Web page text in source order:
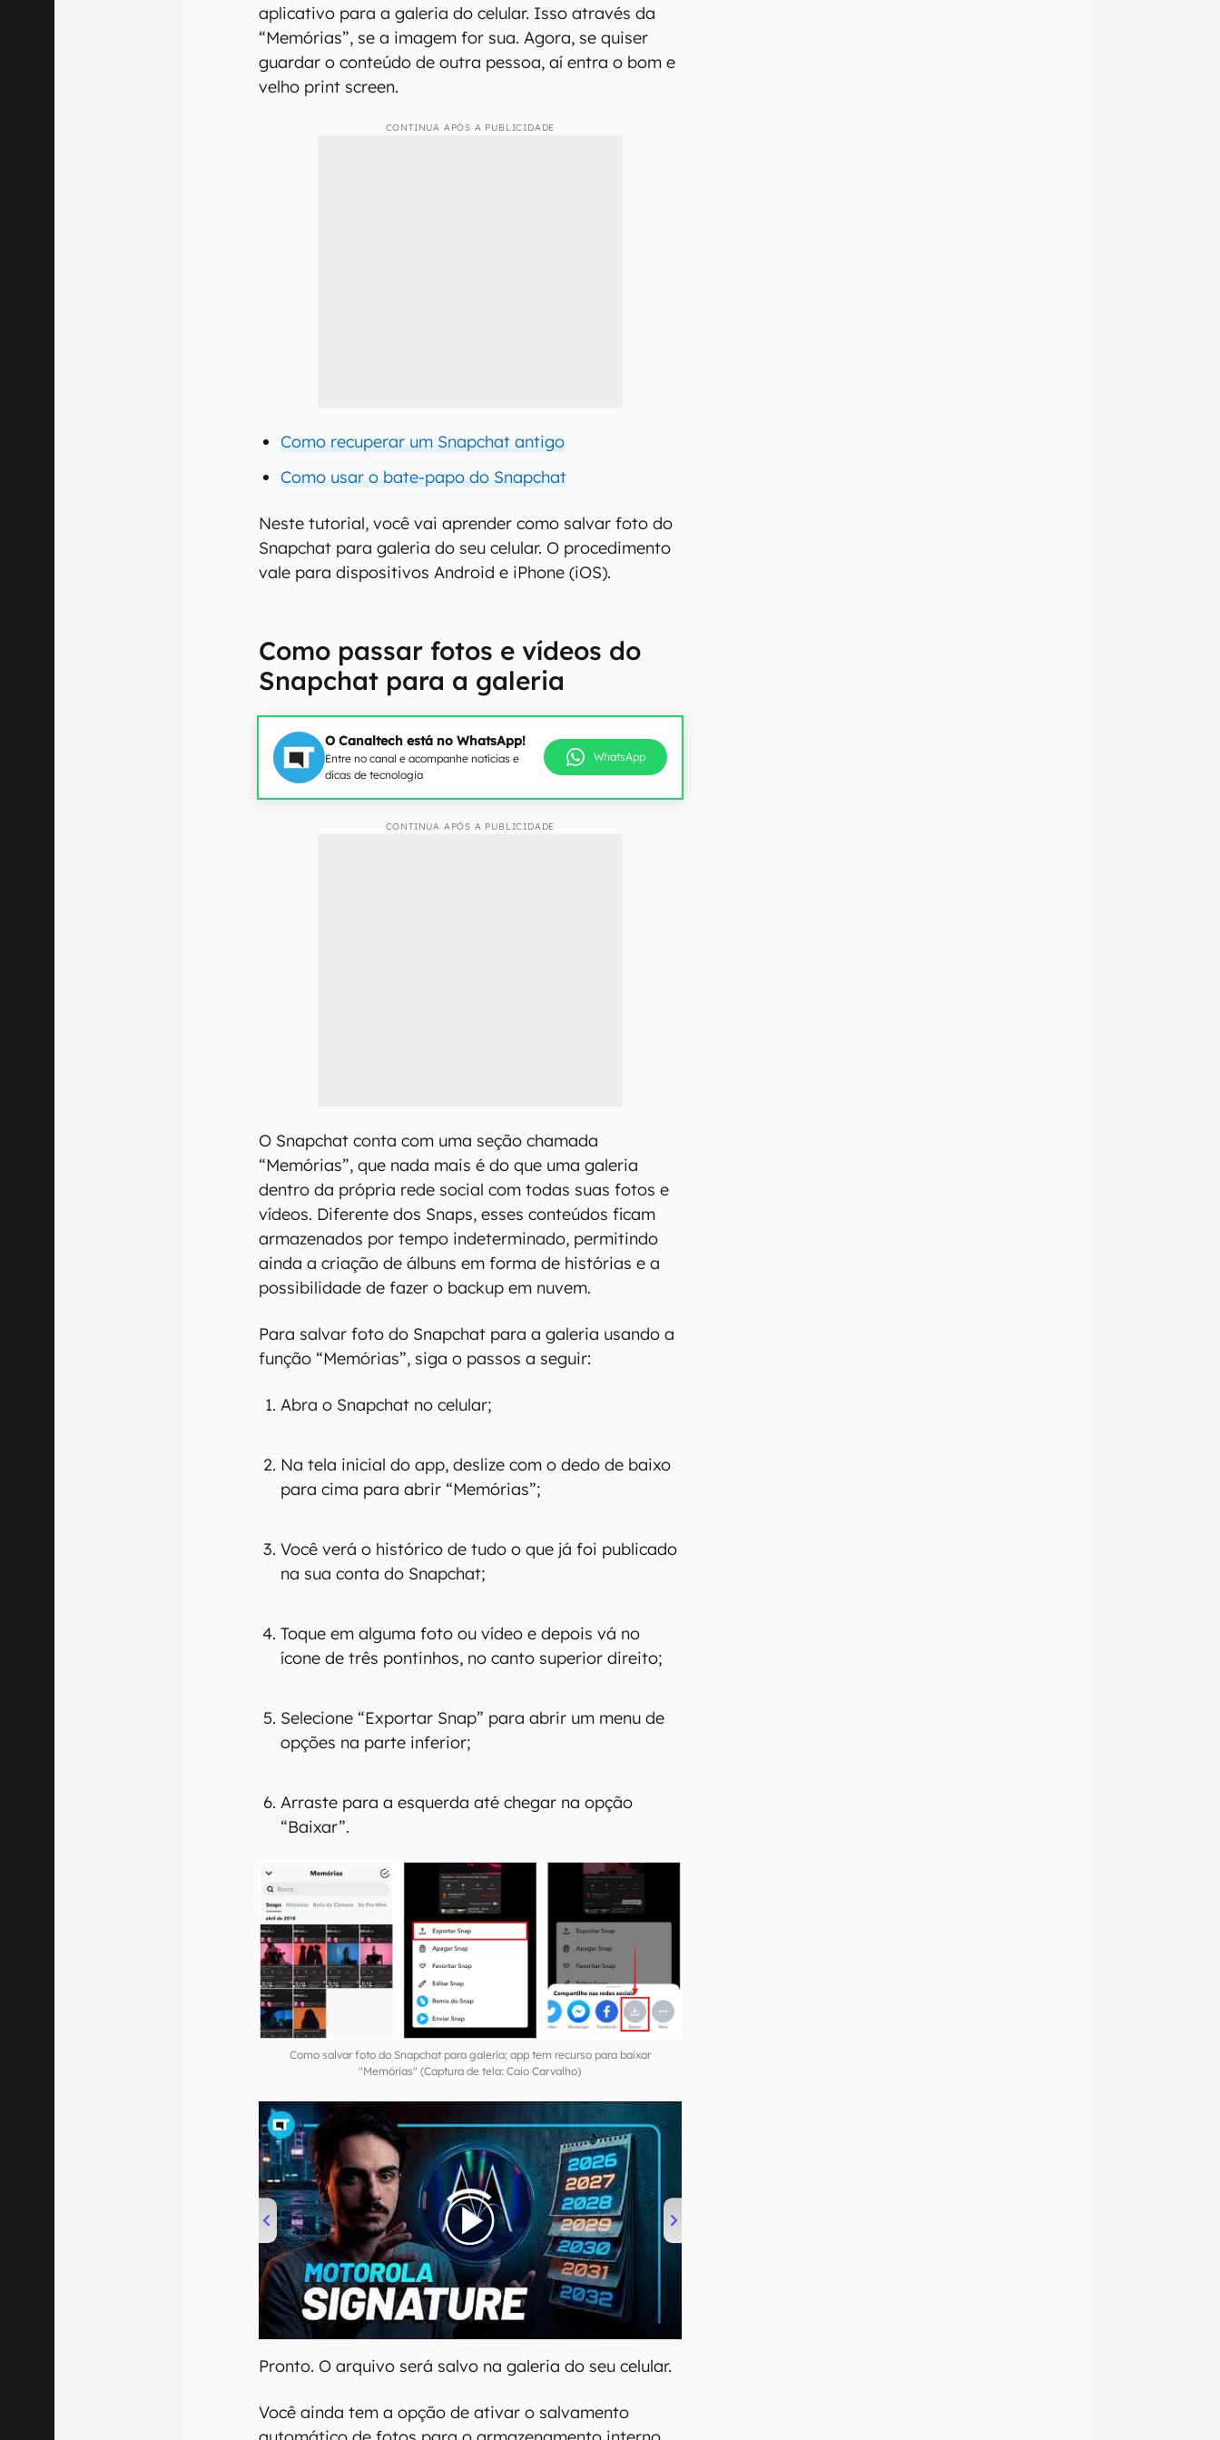
aplicativo para a galeria do celular. Isso através da
“Memórias”, se a imagem for sua. Agora, se quiser
guardar o conteúdo de outra pessoa, aí entra o bom e
velho print screen.
CONTINUA APÓS A PUBLICIDADE
Como recuperar um Snapchat antigo
Como usar o bate-papo do Snapchat
Neste tutorial, você vai aprender como salvar foto do
Snapchat para galeria do seu celular. O procedimento
vale para dispositivos Android e iPhone (iOS).
Como passar fotos e vídeos do
Snapchat para a galeria
O Canaltech está no WhatsApp!
Entre no canal e acompanhe notícias e
dicas de tecnologia
WhatsApp
CONTINUA APÓS A PUBLICIDADE
O Snapchat conta com uma seção chamada
“Memórias”, que nada mais é do que uma galeria
dentro da própria rede social com todas suas fotos e
vídeos. Diferente dos Snaps, esses conteúdos ficam
armazenados por tempo indeterminado, permitindo
ainda a criação de álbuns em forma de histórias e a
possibilidade de fazer o backup em nuvem.
Para salvar foto do Snapchat para a galeria usando a
função “Memórias”, siga o passos a seguir:
Abra o Snapchat no celular;
Na tela inicial do app, deslize com o dedo de baixo
para cima para abrir “Memórias”;
Você verá o histórico de tudo o que já foi publicado
na sua conta do Snapchat;
Toque em alguma foto ou vídeo e depois vá no
ícone de três pontinhos, no canto superior direito;
Selecione “Exportar Snap” para abrir um menu de
opções na parte inferior;
Arraste para a esquerda até chegar na opção
“Baixar”.
Como salvar foto do Snapchat para galeria: app tem recurso para baixar
"Memórias" (Captura de tela: Caio Carvalho)
00:00 20:46
Pronto. O arquivo será salvo na galeria do seu celular.
Você ainda tem a opção de ativar o salvamento